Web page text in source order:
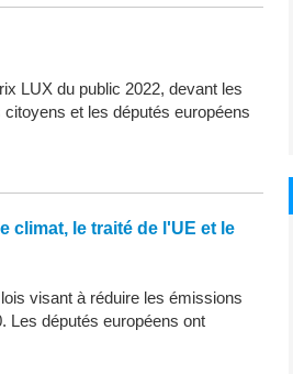
LUX du public 2022, devant les
et les députés européens
climat, le traité de l'UE et le
visant à réduire les émissions
Les députés européens ont